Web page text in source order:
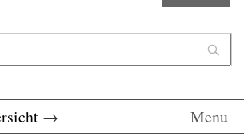
→ Menu